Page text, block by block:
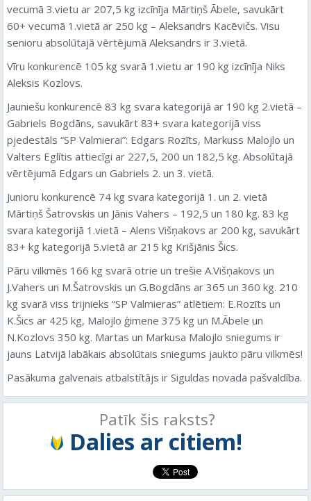
vecumā 3.vietu ar 207,5 kg izcīnīja Mārtiņš Ābele, savukārt
60+ vecumā 1.vietā ar 250 kg – Aleksandrs Kacēvičs. Visu
senioru absolūtajā vērtējumā Aleksandrs ir 3.vietā.
Vīru konkurencē 105 kg svarā 1.vietu ar 190 kg izcīnīja Niks
Aleksis Kozlovs.
Jauniešu konkurencē 83 kg svara kategorijā ar 190 kg 2.vietā –
Gabriels Bogdāns, savukārt 83+ svara kategorijā viss
pjedestāls “SP Valmierai”: Edgars Rozīts, Markuss Malojlo un
Valters Eglītis attiecīgi ar 227,5, 200 un 182,5 kg. Absolūtajā
vērtējumā Edgars un Gabriels 2. un 3. vietā.
Junioru konkurencē 74 kg svara kategorijā 1. un 2. vietā
Mārtiņš Šatrovskis un Jānis Vahers – 192,5 un 180 kg. 83 kg
svara kategorijā 1.vietā – Alens Višņakovs ar 200 kg, savukārt
83+ kg kategorijā 5.vietā ar 215 kg Krišjānis Šics.
Pāru vilkmēs 166 kg svarā otrie un trešie A.Višņakovs un
J.Vahers un M.Šatrovskis un G.Bogdāns ar 365 un 360 kg. 210
kg svarā viss trijnieks “SP Valmieras” atlētiem: E.Rozīts un
K.Šics ar 425 kg, Malojlo ģimene 375 kg un M.Ābele un
N.Kozlovs 350 kg. Martas un Markusa Malojlo sniegums ir
jauns Latvijā labākais absolūtais sniegums jaukto pāru vilkmēs!
Pasākuma galvenais atbalstītājs ir Siguldas novada pašvaldība.
Patīk šis raksts?
Dalies ar citiem!